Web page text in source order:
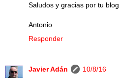
Saludos y gracias por tu blog.
Antonio
Responder
Javier Adán
10/8/16